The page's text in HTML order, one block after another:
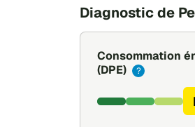
Diagnostic de
Consommation
(DPE)
?